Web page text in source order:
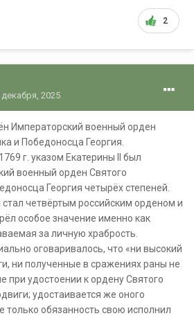
2
декабря, 2025
Императорский военный орден
и Победоносца Георгия.
г. указом Екатерины II был
военный орден Святого
Георгия четырёх степеней.
стал четвёртым российским орденом и
особое значение именно как
за личную храбрость.
оговаривалось, что «ни высокий
ни полученные в сражениях раны не
при удостоении к ордену Святого
удостаивается же оного
только обязанность свою исполнил